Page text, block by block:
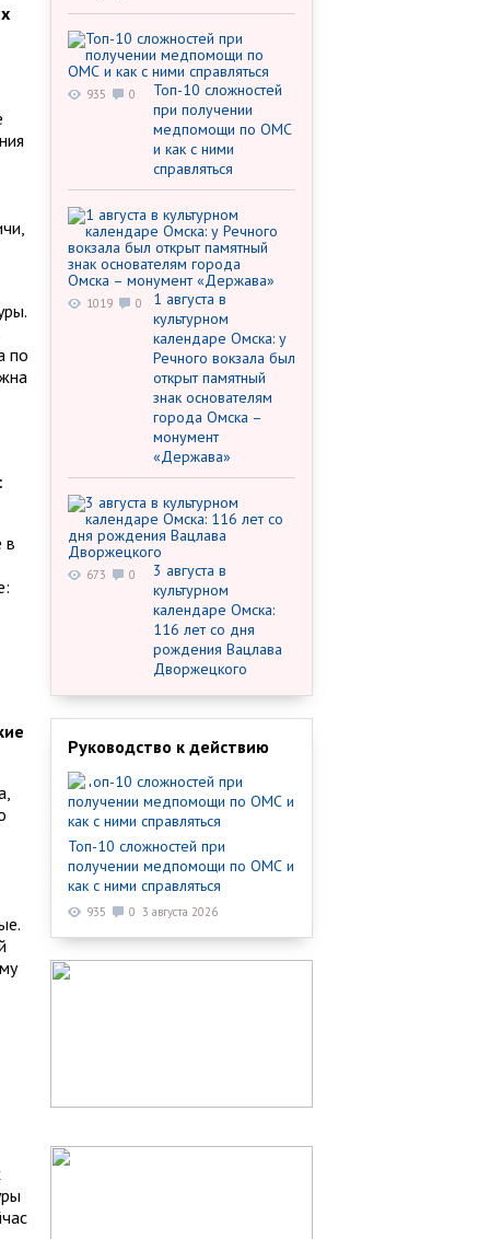
по
в
Топ-10 сложностей
при получении
медпомощи по ОМС
и как с ними
справляться
935 0
1 августа в
культурном
календаре Омска: у
Речного вокзала был
открыт памятный
знак основателям
города Омска –
монумент
«Держава»
1019 0
3 августа в
культурном
календаре Омска:
116 лет со дня
рождения Вацлава
Дворжецкого
673 0
Руководство к действию
Топ-10 сложностей при
получении медпомощи по ОМС и
как с ними справляться
935 0 3 августа 2026